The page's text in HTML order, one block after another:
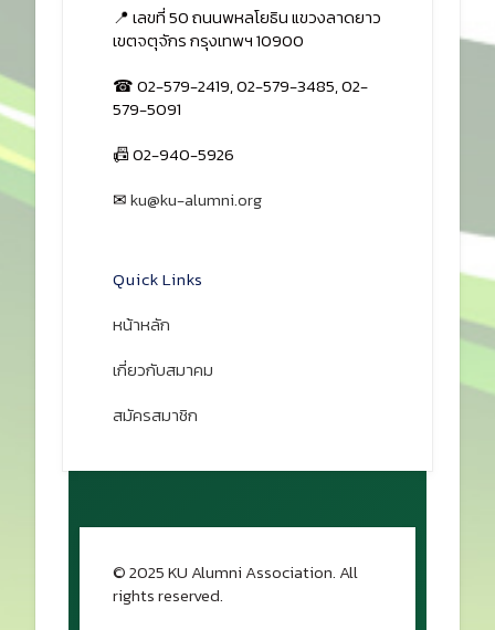
📍 เลขที่ 50 ถนนพหลโยธิน แขวงลาดยาว
เขตจตุจักร กรุงเทพฯ 10900
☎ 02-579-2419, 02-579-3485, 02-
579-5091
📠 02-940-5926
✉ku@ku-alumni.org
Quick Links
หน้าหลัก
เกี่ยวกับสมาคม
สมัครสมาชิก
© 2025 KU Alumni Association. All
rights reserved.